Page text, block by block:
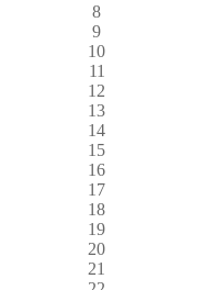
8
9
10
11
12
13
14
15
16
17
18
19
20
21